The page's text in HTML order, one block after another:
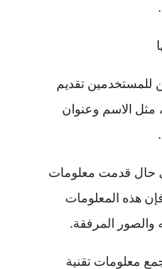
للمستخدمين تقديم
مثل الاسم وعنوان
حال قدمت معلومات
هذه المعلومات
المرفقة.
معلومات تقنية